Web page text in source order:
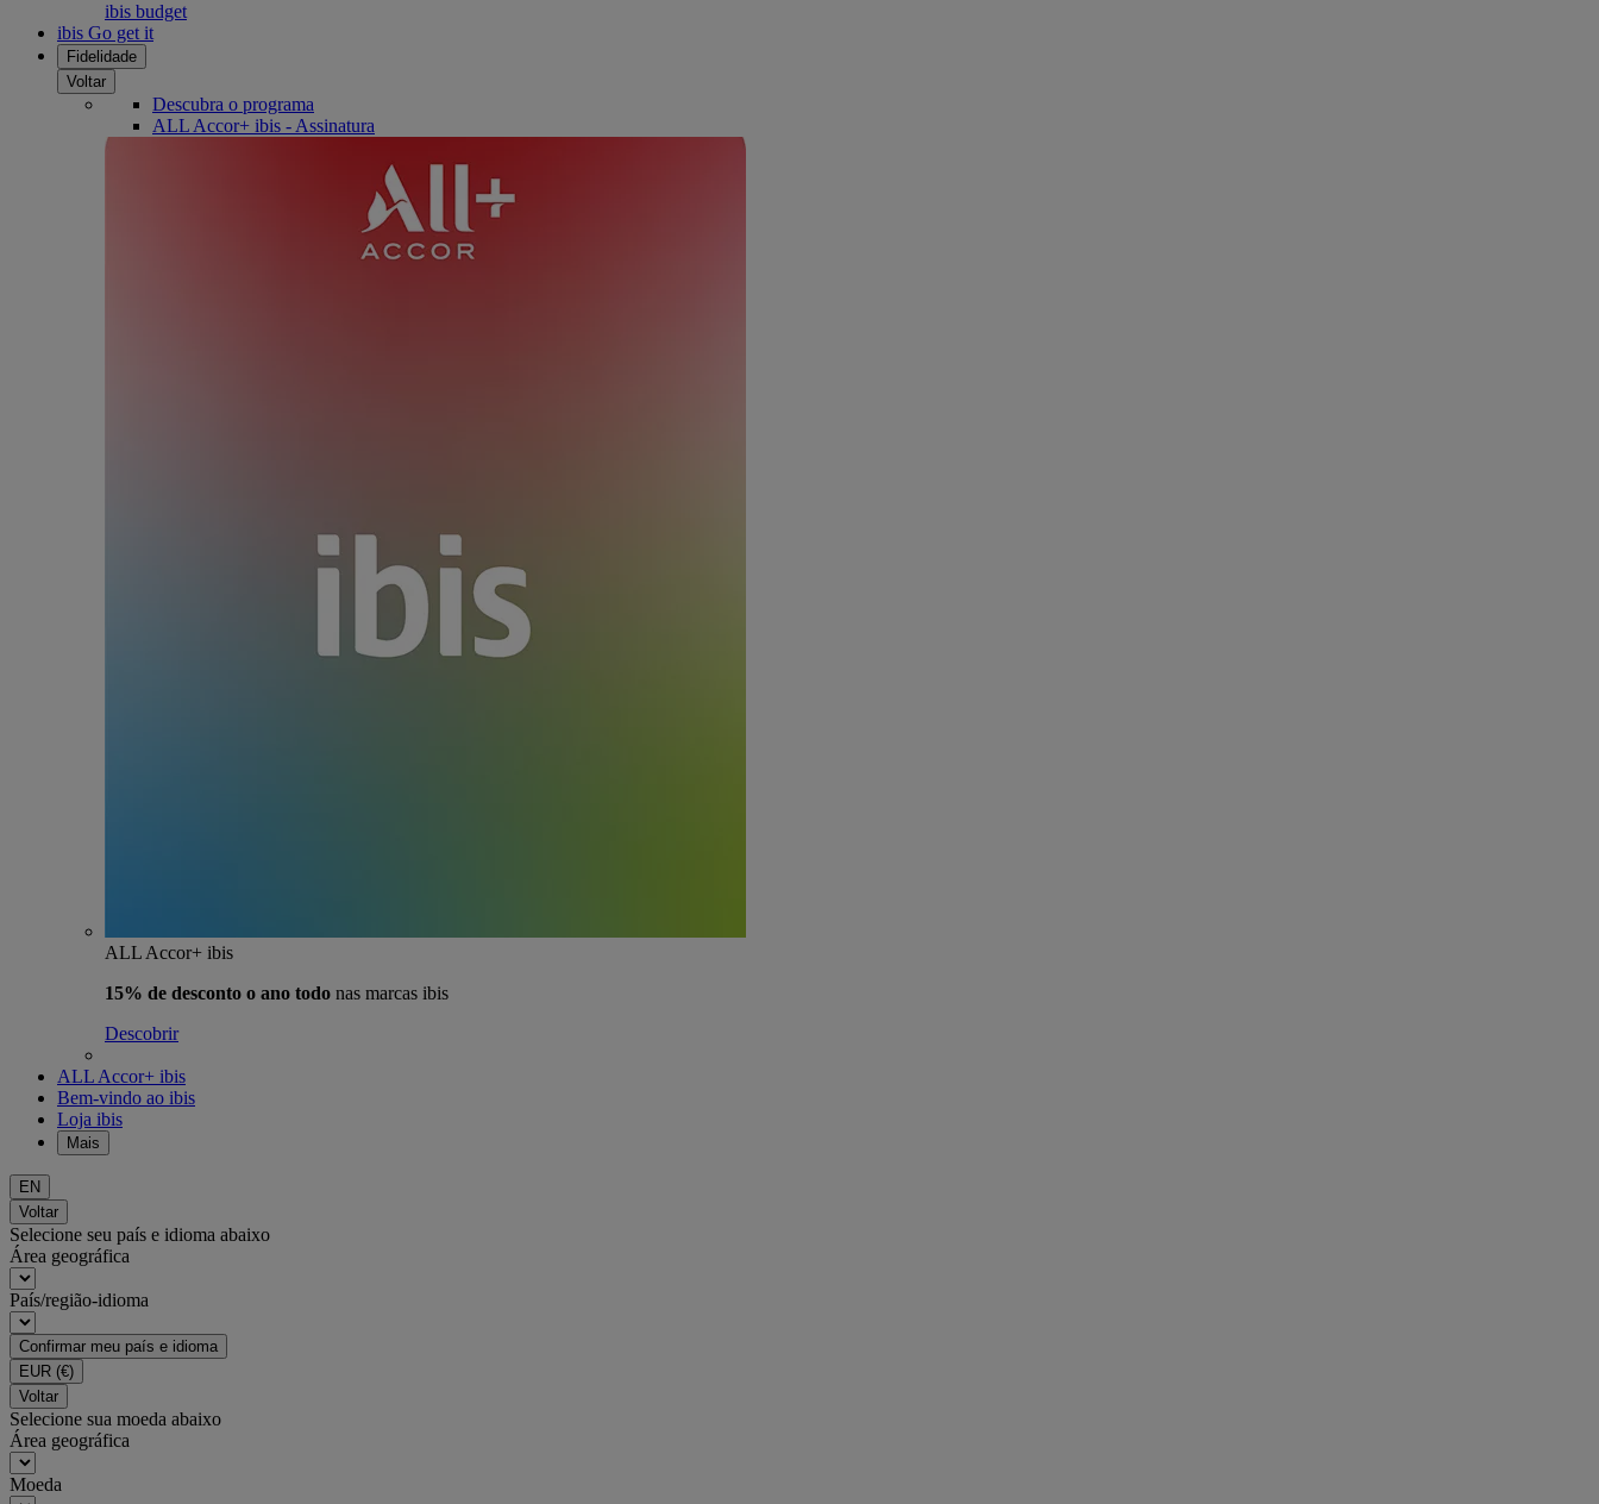
ibis budget
ibis Go get it
Fidelidade
Voltar
Descubra o programa
ALL Accor+ ibis - Assinatura
ALL Accor+ ibis
15% de desconto o ano todo nas marcas ibis
Descobrir
ALL Accor+ ibis
Bem-vindo ao ibis
Loja ibis
Mais
EN
Voltar
Selecione seu país e idioma abaixo
Área geográfica
País/região-idioma
Confirmar meu país e idioma
EUR (€)
Voltar
Selecione sua moeda abaixo
Área geográfica
Moeda